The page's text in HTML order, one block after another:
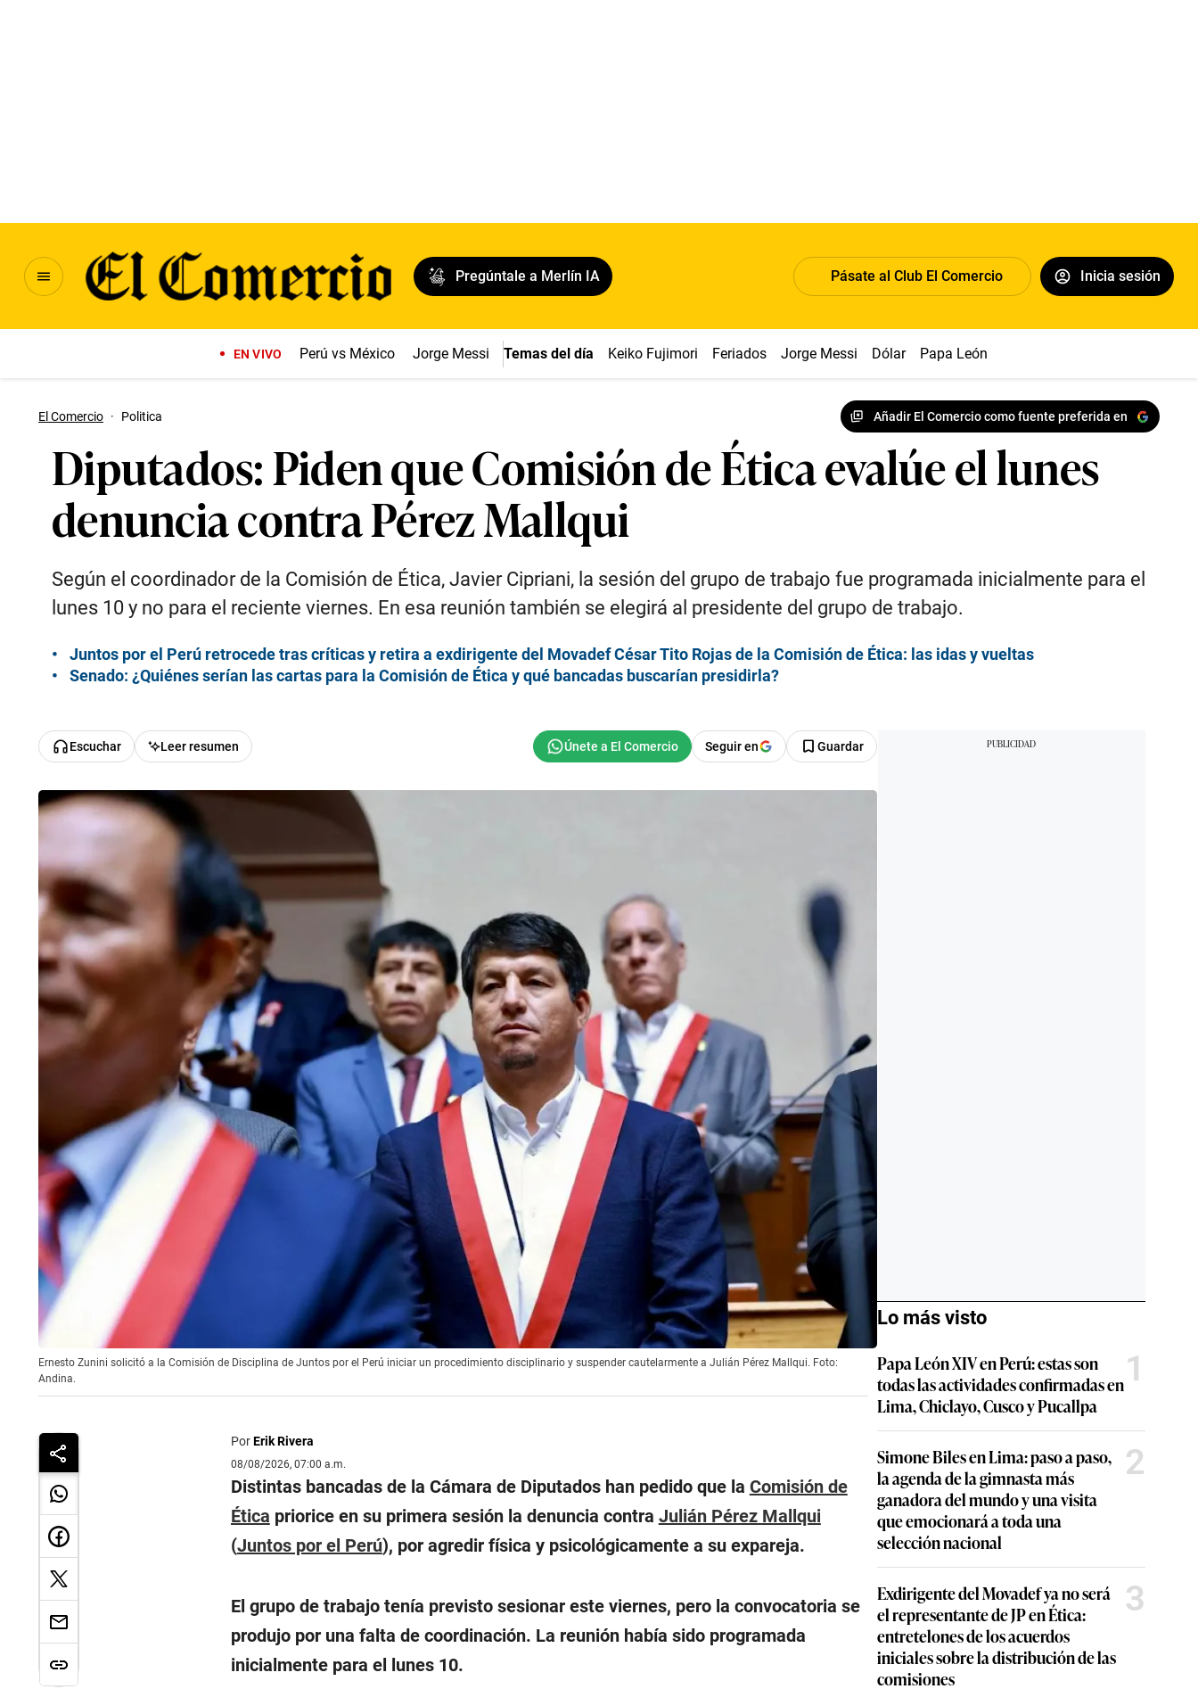
Pregúntale a Merlín IA Pásate al Club El Comercio Inicia sesión
EN VIVO Perú vs México Jorge Messi Temas del día Keiko Fujimori Feriados Jorge Messi Dólar Papa León XIV
El Comercio · Politica Añadir El Comercio como fuente preferida en
Diputados: Piden que Comisión de Ética evalúe el lunes
denuncia contra Pérez Mallqui
Según el coordinador de la Comisión de Ética, Javier Cipriani, la sesión del grupo de trabajo fue programada inicialmente para el
lunes 10 y no para el reciente viernes. En esa reunión también se elegirá al presidente del grupo de trabajo.
Juntos por el Perú retrocede tras críticas y retira a exdirigente del Movadef César Tito Rojas de la Comisión de Ética: las idas y vueltas
Senado: ¿Quiénes serían las cartas para la Comisión de Ética y qué bancadas buscarían presidirla?
Escuchar Leer resumen Seguir en Guardar
Ernesto Zunini solicitó a la Comisión de Disciplina de Juntos por el Perú iniciar un procedimiento disciplinario y suspender cautelarmente a Julián Pérez Mallqui. Foto:
Andina.
PorErik Rivera
08/08/2026, 07:00 a.m.
Distintas bancadas de la Cámara de Diputados han pedido que la Comisión de
Ética priorice en su primera sesión la denuncia contra Julián Pérez Mallqui
(Juntos por el Perú), por agredir física y psicológicamente a su expareja.
El grupo de trabajo tenía previsto sesionar este viernes, pero la convocatoria se
produjo por una falta de coordinación. La reunión había sido programada
inicialmente para el lunes 10.
Lo más visto
Papa León XIV en Perú: estas son
todas las actividades confirmadas en
Lima, Chiclayo, Cusco y Pucallpa
1
Simone Biles en Lima: paso a paso,
la agenda de la gimnasta más
ganadora del mundo y una visita
que emocionará a toda una
selección nacional
2
Exdirigente del Movadef ya no será
el representante de JP en Ética:
entretelones de los acuerdos
iniciales sobre la distribución de las
comisiones
3